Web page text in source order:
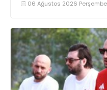
06 Ağustos 2026 Perşembe